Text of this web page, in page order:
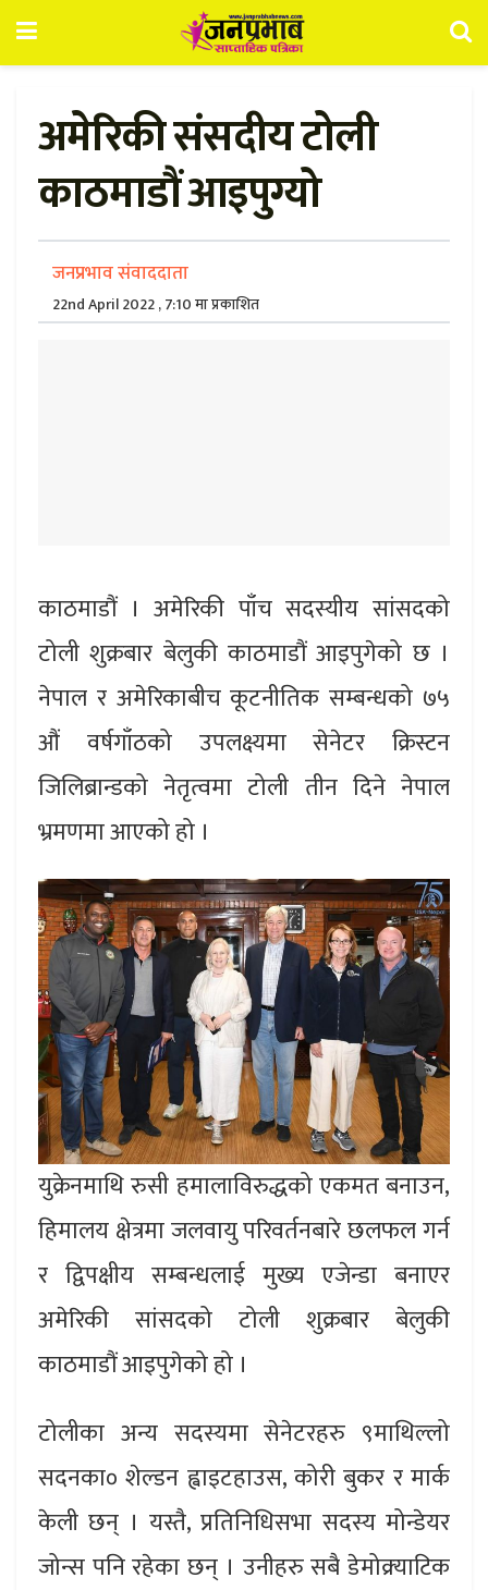
अमेरिकी संसदीय टोली
काठमाडौं आइपुग्यो
जनप्रभाव संवाददाता
22nd April 2022 , 7:10 मा प्रकाशित
काठमाडौं । अमेरिकी पाँच सदस्यीय सांसदको
टोली शुक्रबार बेलुकी काठमाडौं आइपुगेको छ ।
नेपाल र अमेरिकाबीच कूटनीतिक सम्बन्धको ७५
औं वर्षगाँठको उपलक्ष्यमा सेनेटर क्रिस्टन
जिलिब्रान्डको नेतृत्वमा टोली तीन दिने नेपाल
भ्रमणमा आएको हो ।
युक्रेनमाथि रुसी हमालाविरुद्धको एकमत बनाउन,
हिमालय क्षेत्रमा जलवायु परिवर्तनबारे छलफल गर्न
र द्विपक्षीय सम्बन्धलाई मुख्य एजेन्डा बनाएर
अमेरिकी सांसदको टोली शुक्रबार बेलुकी
काठमाडौं आइपुगेको हो ।
टोलीका अन्य सदस्यमा सेनेटरहरु ९माथिल्लो
सदनका० शेल्डन ह्वाइटहाउस, कोरी बुकर र मार्क
केली छन् । यस्तै, प्रतिनिधिसभा सदस्य मोन्डेयर
जोन्स पनि रहेका छन् । उनीहरु सबै डेमोक्र्याटिक